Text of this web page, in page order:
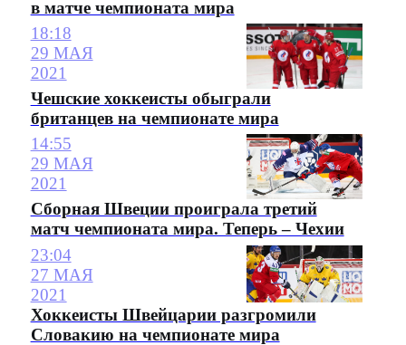
в матче чемпионата мира
18:18
29 МАЯ
2021
Чешские хоккеисты обыграли
британцев на чемпионате мира
14:55
29 МАЯ
2021
Сборная Швеции проиграла третий
матч чемпионата мира. Теперь – Чехии
23:04
27 МАЯ
2021
Хоккеисты Швейцарии разгромили
Словакию на чемпионате мира